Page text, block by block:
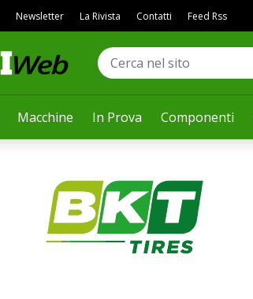
Macchine In Prova Componenti
Newsletter La Rivista Contatti Feed Rss